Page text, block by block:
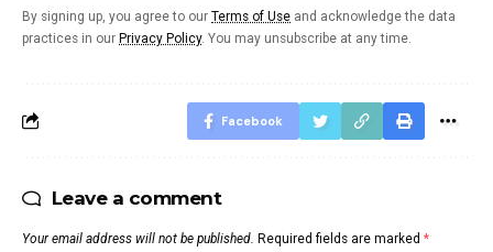
By signing up, you agree to our Terms of Use and acknowledge the data
practices in our Privacy Policy. You may unsubscribe at any time.
Facebook
Leave a comment
Your email address will not be published. Required fields are marked *